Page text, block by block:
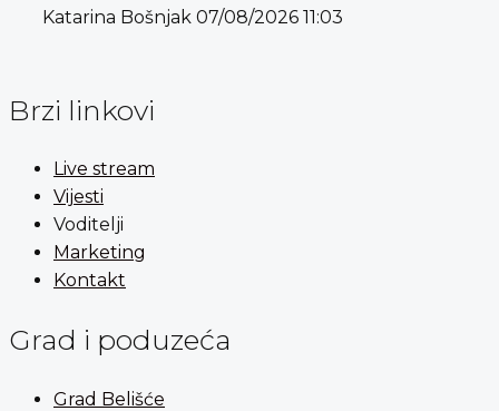
Katarina Bošnjak 07/08/2026 11:03
Brzi linkovi
Live stream
Vijesti
Voditelji
Marketing
Kontakt
Grad i poduzeća
Grad Belišće